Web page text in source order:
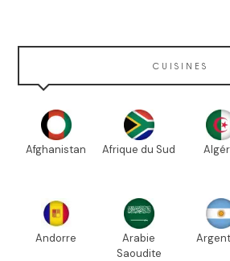
CUISINES
Afghanistan Afrique du Sud
Andorre
Arabie
Saoudite